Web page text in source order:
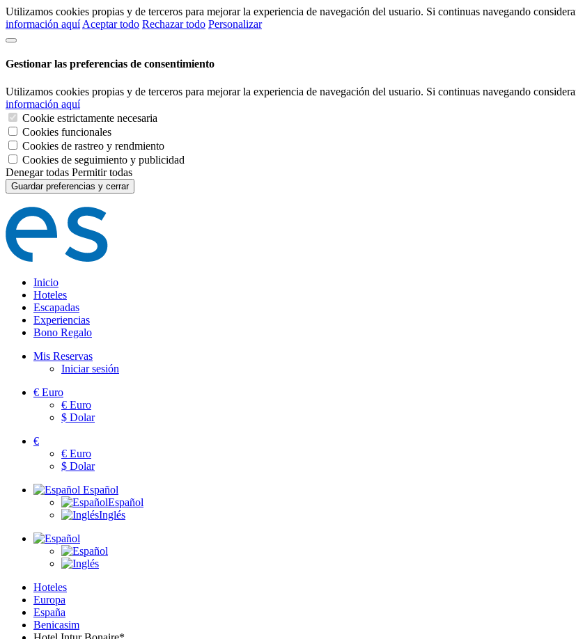
Utilizamos cookies propias y de terceros para mejorar la experiencia de navegación del usuario. Si continuas navegando
información aquí Aceptar todo Rechazar todo Personalizar
Gestionar las preferencias de consentimiento
Utilizamos cookies propias y de terceros para mejorar la experiencia de navegación del usuario. Si continuas navegando
información aquí
Cookie estrictamente necesaria
Cookies funcionales
Cookies de rastreo y rendmiento
Cookies de seguimiento y publicidad
Denegar todas Permitir todas
Guardar preferencias y cerrar
Inicio
Hoteles
Escapadas
Experiencias
Bono Regalo
Mis Reservas
Iniciar sesión
€ Euro
€ Euro
$ Dolar
€
€ Euro
$ Dolar
Español
Español
Inglés
Hoteles
Europa
España
Benicasim